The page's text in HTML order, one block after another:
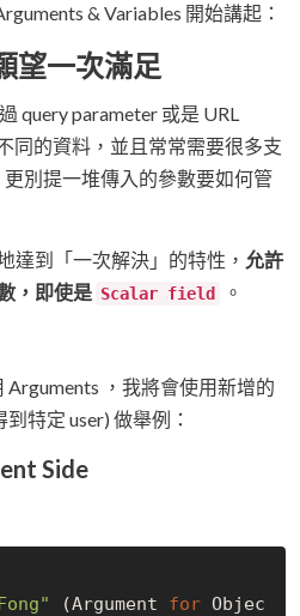
& Variables 開始講起：
望一次滿足
query parameter 或是 URL
同的資料，並且常常需要很多支
別提一堆傳入的參數要如何管
達到「一次解決」的特性， 允許
，即使是 Scalar field 。
Arguments ，我將會使用新增的
特定 user) 做舉例：
Side
(Argument for Objec